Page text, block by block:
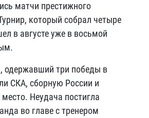
матчи престижного
который собрал четыре
в августе уже в восьмой
одержавший три победы в
СКА, сборную России и
Неудача постигла
во главе с тренером